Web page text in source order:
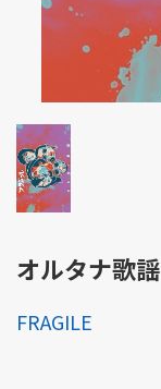
オルタナ歌謡
FRAGILE